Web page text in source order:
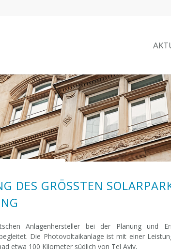
DES GRÖSSTEN
Anlagenhersteller bei der Planung und
Die Photovoltaikanlage ist mit einer
etwa 100 Kilometer südlich von Tel Aviv.